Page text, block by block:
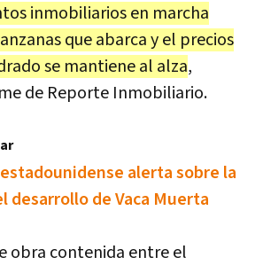
inmobiliarios en marcha
que abarca y el precios
se mantiene al alza,
de Reporte Inmobiliario.
alerta sobre la
desarrollo de Vaca Muerta
obra contenida entre el